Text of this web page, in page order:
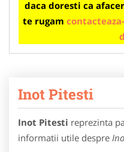
daca doresti ca
te rugam
Inot Pitesti
Inot Pitesti reprezinta
informatii utile despre